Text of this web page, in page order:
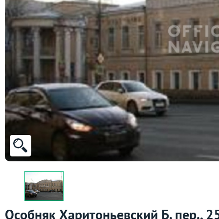
Особняк Харитоньевский Б. пер.,